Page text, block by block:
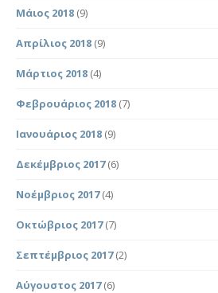
Μάιος 2018 (9)
Απρίλιος 2018 (9)
Μάρτιος 2018 (4)
Φεβρουάριος 2018 (7)
Ιανουάριος 2018 (9)
Δεκέμβριος 2017(6)
Νοέμβριος 2017(4)
Οκτώβριος 2017(7)
Σεπτέμβριος 2017(2)
Αύγουστος 2017(6)